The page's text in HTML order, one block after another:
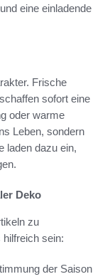
eine einladende
Frische
sofort eine
oder warme
Leben, sondern
laden dazu ein,
Deko
zu
sein:
der Saison